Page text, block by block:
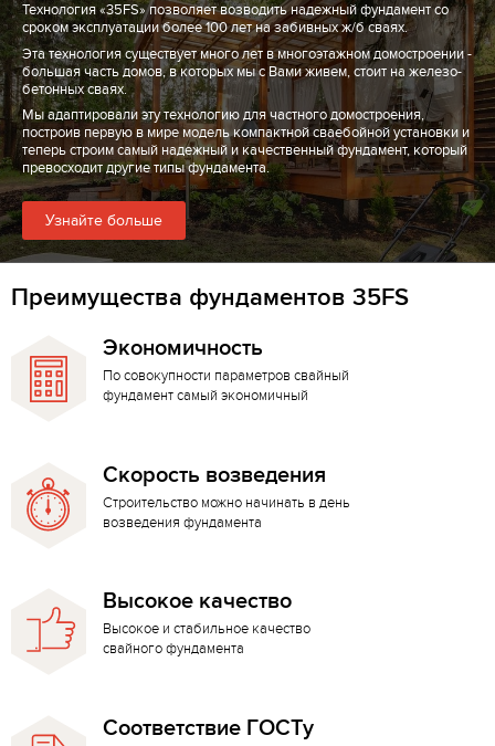
Технология «35FS» позволяет возводить надежный фундамент со
сроком эксплуатации более 100 лет на забивных ж/б сваях.
Эта технология существует много лет в многоэтажном домостроении -
большая часть домов, в которых мы с Вами живем, стоит на железо-
бетонных сваях.
Мы адаптировали эту технологию для частного домостроения,
построив первую в мире модель компактной сваебойной установки и
теперь строим самый надежный и качественный фундамент, который
превосходит другие типы фундамента.
Узнайте больше
Преимущества фундаментов 35FS
Экономичность
По совокупности параметров свайный
фундамент самый экономичный
Скорость возведения
Строительство можно начинать в день
возведения фундамента
Высокое качество
Высокое и стабильное качество
свайного фундамента
Соответствие ГОСТу